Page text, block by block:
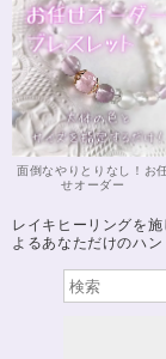
面倒なやりとりなし！お
せオーダー
レイキヒーリングを
よるあなただけのハ